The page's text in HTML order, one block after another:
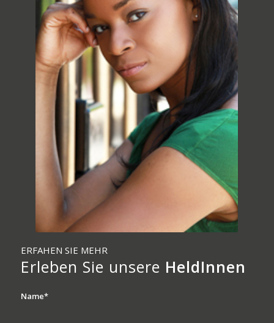
ERFAHEN SIE MEHR
Erleben Sie unsere HeldInnen
Name*